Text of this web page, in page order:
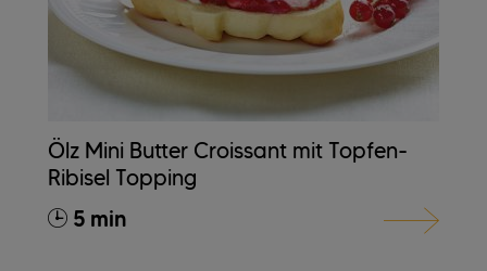
Ölz Mini Butter Croissant mit Topfen-
Ribisel Topping
5 min